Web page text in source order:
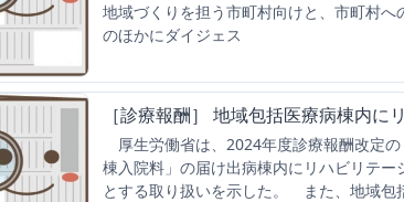
地域づくりを担う市町村向けと、市町村
のほかにダイジェス
［診療報酬］ 地域包括医療病棟内
厚生労働省は、2024年度診療報酬改定
棟入院料」の届け出病棟内にリハビリテー
とする取り扱いを示した。 また、地域包